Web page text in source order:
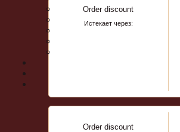
Order discount
Истекает через:
Order discount